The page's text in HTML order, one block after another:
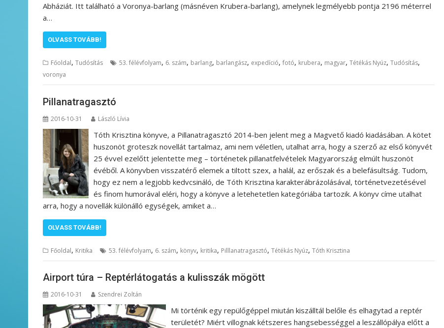
Abháziát. Itt található a Voronya-barlang (másnéven Krubera-barlang), amelynek legmélyebb pontja 2196 méterrel
a…
OLVASS TOVÁBB!
Főoldal, Tudósítás 53. félévfolyam, 6. szám, barlang, barlangász, expedíció, fotó, krubera, magyar, Tétékás Nyúz, Tudósítás,
voronya
Pillanatragasztó
2016-10-31 László Lívia
Tóth Krisztina könyve, a Pillanatragasztó 2014-ben jelent meg a Magvető kiadó kiadásában. A kötet
huszonöt groteszk novellát tartalmaz, ami nem véletlen, utalhat arra, hogy a szerző az első könyvét
25 évvel ezelőtt jelentette meg – történetek pillanatfelvételek Magyarország elmúlt huszonöt
évéből. A könyvben visszatérő elemek a tiltott szex, a halál, az erőszak és a belefásultság. Tudom,
hogy ez nem a legjobb kedvcsináló, de Tóth Krisztina karakterábrázolásával, történetvezetésével
és finom humorával eléri, hogy a könyve a letehetetlen kategóriába tartozik. A könyv címe utalhat
arra, hogy a novellák különálló egységek, amiket a…
OLVASS TOVÁBB!
Főoldal, Kritika 53. félévfolyam, 6. szám, könyv, kritika, Pilllanatragasztó, Tétékás Nyúz, Tóth Krisztina
Airport túra – Reptérlátogatás a kulisszák mögött
2016-10-31 Szendrei Zoltán
Mi történik egy repülőgéppel miután kiszálltál belőle és elhagytad a reptér
területét? Miért villognak kétszeres hangsebességgel a leszállópálya előtt a